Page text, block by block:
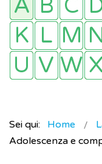
Sei qui: Home
Adolescenza e